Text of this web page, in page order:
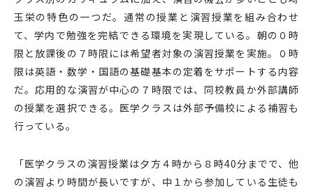
玉栄の特色の一つだ。通常の授業と演習授業を組み合わせ
て、学内で勉強を完結できる環境を実現している。朝の０時
限と放課後の７時限には希望者対象の演習授業を実施。０時
限は英語・数学・国語の基礎基本の定着をサポートする内容
だ。応用的な演習が中心の７時限では、同校教員か外部講師
の授業を選択できる。医学クラスは外部予備校による補習も
行っている。
「医学クラスの演習授業は夕方４時から８時40分までで、他
の演習より時間が長いですが、中１から参加している生徒も